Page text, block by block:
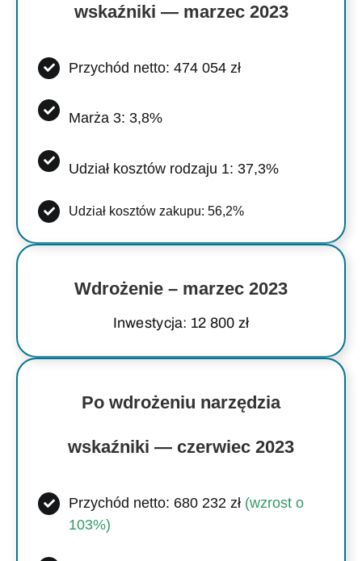
wskaźniki — marzec 2023
Przychód netto: 474 054 zł
Marża 3: 3,8%
Udział kosztów rodzaju 1: 37,3%
Udział kosztów zakupu: 56,2%
Wdrożenie – marzec 2023
Inwestycja: 12 800 zł
Po wdrożeniu narzędzia
wskaźniki — czerwiec 2023
Przychód netto: 680 232 zł (wzrost o
103%)